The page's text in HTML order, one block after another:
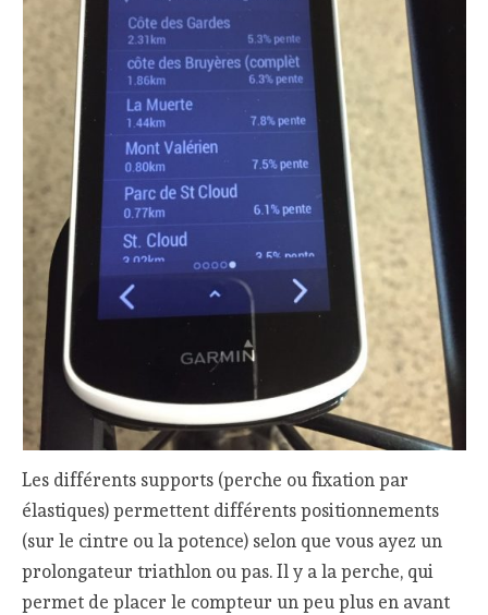
Les différents supports (perche ou fixation par
élastiques) permettent différents positionnements
(sur le cintre ou la potence) selon que vous ayez un
prolongateur triathlon ou pas. Il y a la perche, qui
permet de placer le compteur un peu plus en avant